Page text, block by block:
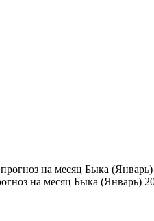
на месяц Быка (Январь)